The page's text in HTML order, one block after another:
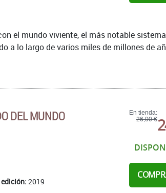
el mundo viviente, el más notable
a lo largo de varios miles de millones de
DEL MUNDO
edición: 2019
En tienda:
26,00 €